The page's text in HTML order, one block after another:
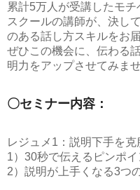
累計5万人が受講したモ
スクールの講師が、決し
のある話し方スキルをお
ぜひこの機会に、伝わる
明力をアップさせてみま
〇セミナー内容：
レジュメ1：説明下手を克
1）30秒で伝えるピンポイ
2）説明が上手くなる3つ